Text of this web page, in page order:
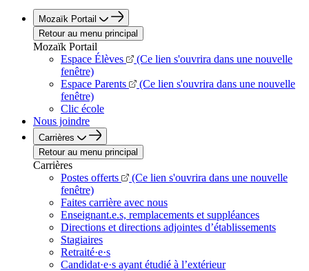
Mozaïk Portail
Retour au menu principal
Mozaïk Portail
Espace Élèves
(Ce lien s'ouvrira dans une nouvelle
fenêtre)
Espace Parents
(Ce lien s'ouvrira dans une nouvelle
fenêtre)
Clic école
Nous joindre
Carrières
Retour au menu principal
Carrières
Postes offerts
(Ce lien s'ouvrira dans une nouvelle
fenêtre)
Faites carrière avec nous
Enseignant.e.s, remplacements et suppléances
Directions et directions adjointes d’établissements
Stagiaires
Retraité·e·s
Candidat·e·s ayant étudié à l’extérieur